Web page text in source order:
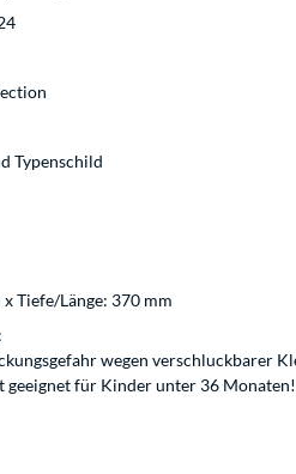
Typenschild
Tiefe/Länge: 370 mm
wegen verschluckbarer
geeignet für Kinder unter 36 Monaten!